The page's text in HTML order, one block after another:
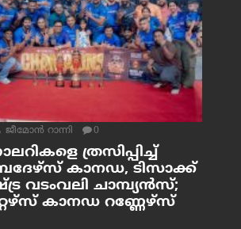
ജീമോന്‍ റാന്നി 0
ത്രസിപ്പിച്ച്
കാനഡ, ടിസാക്ക്
വടംവലി ചാമ്പ്യന്‍സ്;
കാനഡ റണ്ണേഴ്‌സ്